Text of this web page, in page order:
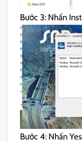
Bước 3: Nhấn
Bước 4: Nhấn